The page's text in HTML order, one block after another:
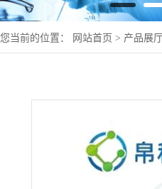
您当前的位置： 网站首页 > 产品展厅